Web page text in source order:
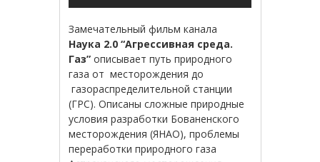
Замечательный фильм канала
Наука 2.0 “Агрессивная среда.
Газ” описывает путь природного
газа от месторождения до
газораспределительной станции
(ГРС). Описаны сложные природные
условия разработки Бованенского
месторождения (ЯНАО), проблемы
переработки природного газа